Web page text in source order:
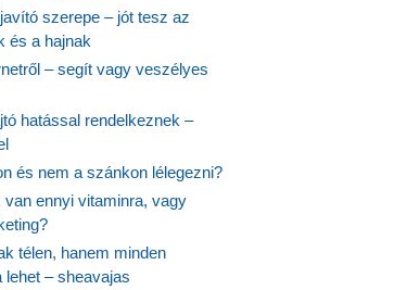
szerepe – jót tesz az
és a hajnak
– segít vagy veszélyes
hatással rendelkeznek –
és nem a szánkon lélegezni?
ennyi vitaminra, vagy
télen, hanem minden
– sheavajas